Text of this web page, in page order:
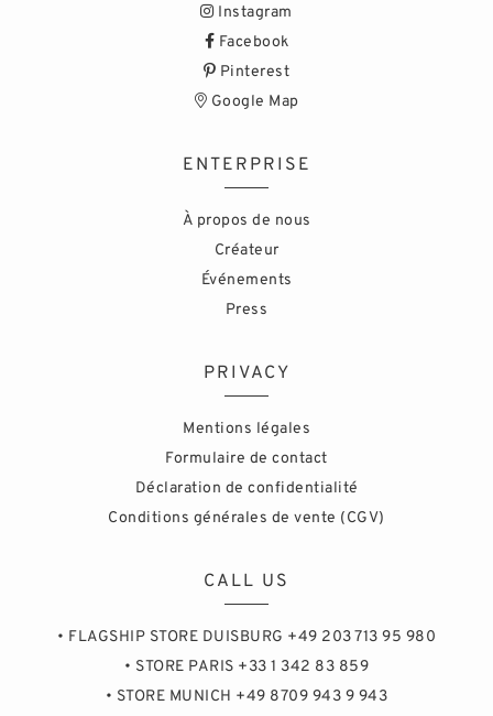
Instagram
Facebook
Pinterest
Google Map
ENTERPRISE
À propos de nous
Créateur
Événements
Press
PRIVACY
Mentions légales
Formulaire de contact
Déclaration de confidentialité
Conditions générales de vente (CGV)
CALL US
• FLAGSHIP STORE DUISBURG +49 203 713 95 980
• STORE PARIS +33 1 342 83 859
• STORE MUNICH +49 8709 943 9 943